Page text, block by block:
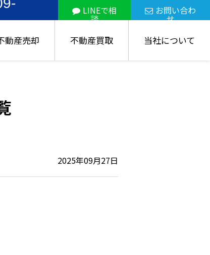
LINEで相
談
お問い合わ
せ
動産売却 不動産買取 当社について
2025年09月27日